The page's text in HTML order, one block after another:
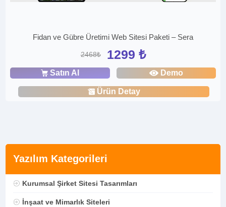
Yazılım Kategorileri
Kurumsal Şirket Sitesi Tasarımları
İnşaat ve Mimarlık Siteleri
Fidan ve Gübre Üretimi Web Sitesi Paketi – Sera
2468₺ 1299 ₺
Satın Al Demo
Ürün Detay